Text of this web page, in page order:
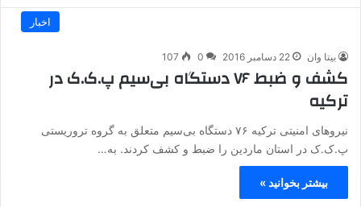
اخبار
بیتا وان 22 دسامبر 2016 0
107
کشف و ضبط ۷۶ دستگاه بی‌سیم پ.ک.ک در
ترکیه
نیروهای امنیتی ترکیه ۷۶ دستگاه بی‌سیم متعلق به گروه تروریستی
پ.ک.ک در استان ماردین را ضبط و کشف کردند. به…
بیشتر بخوانید »